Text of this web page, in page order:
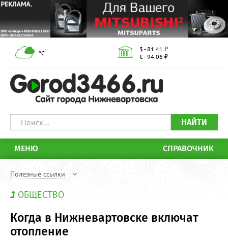
°С
$ - 81.41 ₽
€ - 94.06 ₽
НАЙТИ
МЕНЮ СПРАВОЧНИК
Полезные ссылки
ОБЩЕСТВО
Когда в Нижневартовске включат
отопление